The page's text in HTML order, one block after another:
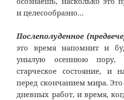
и целесообразно…
Послеполуденное
это время напомнит и
унылую осеннюю пору,
старческое состояние, и
перед скончанием мира.
дневных работ, и время,